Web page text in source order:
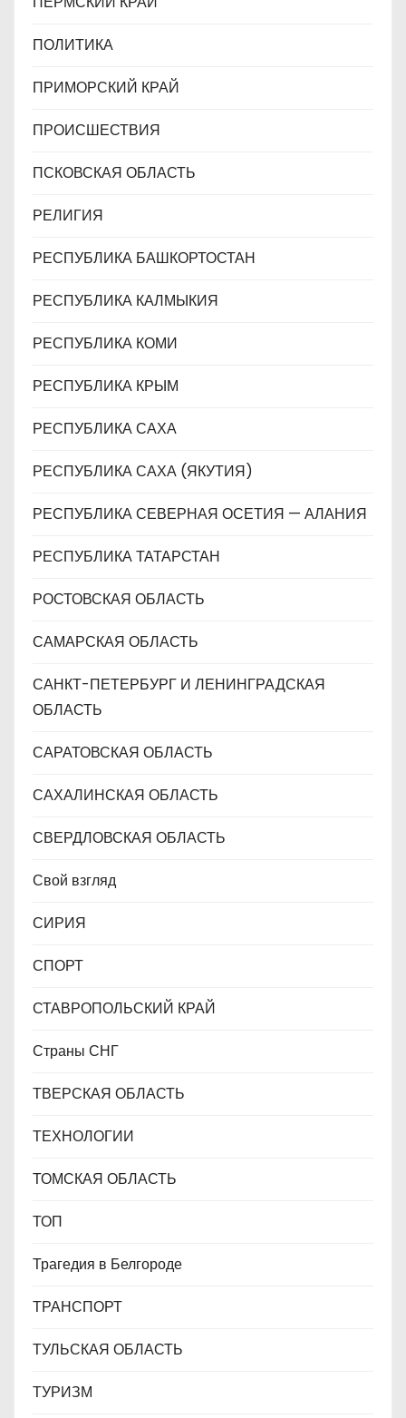
ПОЛИТИКА
ПРИМОРСКИЙ КРАЙ
ПРОИСШЕСТВИЯ
ПСКОВСКАЯ ОБЛАСТЬ
РЕЛИГИЯ
РЕСПУБЛИКА БАШКОРТОСТАН
РЕСПУБЛИКА КАЛМЫКИЯ
РЕСПУБЛИКА КОМИ
РЕСПУБЛИКА КРЫМ
РЕСПУБЛИКА САХА
РЕСПУБЛИКА САХА (ЯКУТИЯ)
РЕСПУБЛИКА СЕВЕРНАЯ ОСЕТИЯ — АЛАНИЯ
РЕСПУБЛИКА ТАТАРСТАН
РОСТОВСКАЯ ОБЛАСТЬ
САМАРСКАЯ ОБЛАСТЬ
САНКТ-ПЕТЕРБУРГ И ЛЕНИНГРАДСКАЯ
ОБЛАСТЬ
САРАТОВСКАЯ ОБЛАСТЬ
САХАЛИНСКАЯ ОБЛАСТЬ
СВЕРДЛОВСКАЯ ОБЛАСТЬ
Свой взгляд
СИРИЯ
СПОРТ
СТАВРОПОЛЬСКИЙ КРАЙ
Страны СНГ
ТВЕРСКАЯ ОБЛАСТЬ
ТЕХНОЛОГИИ
ТОМСКАЯ ОБЛАСТЬ
ТОП
Трагедия в Белгороде
ТРАНСПОРТ
ТУЛЬСКАЯ ОБЛАСТЬ
ТУРИЗМ